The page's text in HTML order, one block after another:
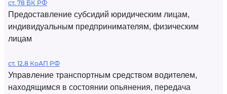
ст. 78 БК РФ
Предоставление субсидий юридическим лицам,
индивидуальным предпринимателям, физическим
лицам
ст. 12.8 КоАП РФ
Управление транспортным средством водителем,
находящимся в состоянии опьянения, передача